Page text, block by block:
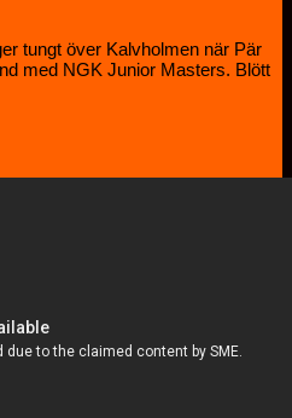
tungt över Kalvholmen när Pär
med NGK Junior Masters. Blött